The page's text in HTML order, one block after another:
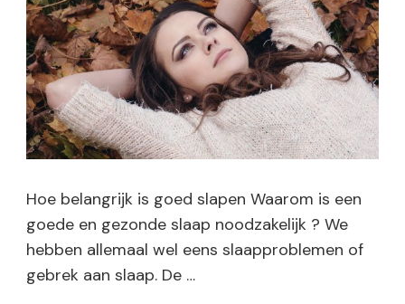
Hoe belangrijk is goed slapen Waarom is een
goede en gezonde slaap noodzakelijk ? We
hebben allemaal wel eens slaapproblemen of
gebrek aan slaap. De …